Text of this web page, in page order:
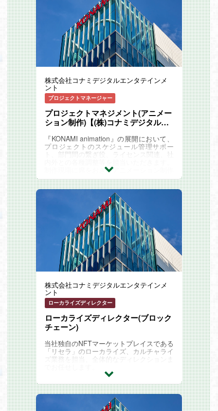
株式会社コナミデジタルエンタテインメ
ント
プロジェクトマネージャー
プロジェクトマネジメント(アニメー
ション制作)【(株)コナミデジタルエ
『KONAMI animation』の展開において、
プロジェクトのスケジュール管理サポー
ト、部門間の繋ぎ役、ライセンス関連、社
制作現場に席をおき、アニメーション制作
におけるキーマンとして活躍いただきま
す。
株式会社コナミデジタルエンタテインメ
ント
ローカライズディレクター
ローカライズディレクター(ブロック
チェーン)
当社独自のNFTマーケットプレイスである
「リセラ」のローカライズ、カルチャライ
ズ業務を担当、全体的なディレクションま
海外対応への仕組みを整理し、構築してい
きます。
リセラの仕様やボタン配置・設定、使い勝
手等、サービス先に合わせたカスタムを行